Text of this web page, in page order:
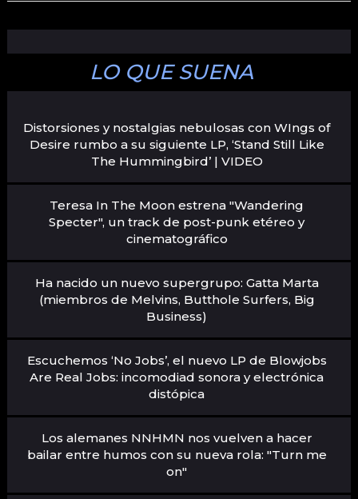
LO QUE SUENA
Distorsiones y nostalgias nebulosas con WIngs of
Desire rumbo a su siguiente LP, ‘Stand Still Like
The Hummingbird’ | VIDEO
Teresa In The Moon estrena "Wandering
Specter", un track de post-punk etéreo y
cinematográfico
Ha nacido un nuevo supergrupo: Gatta Marta
(miembros de Melvins, Butthole Surfers, Big
Business)
Escuchemos ‘No Jobs’, el nuevo LP de Blowjobs
Are Real Jobs: incomodiad sonora y electrónica
distópica
Los alemanes NNHMN nos vuelven a hacer
bailar entre humos con su nueva rola: "Turn me
on"